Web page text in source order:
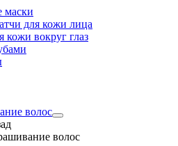
маски
для кожи лица
кожи вокруг глаз
волос
волос